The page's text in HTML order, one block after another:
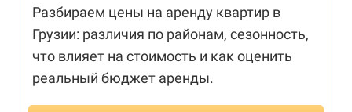
Разбираем цены на аренду квартир в
Грузии: различия по районам, сезонность,
что влияет на стоимость и как оценить
реальный бюджет аренды.